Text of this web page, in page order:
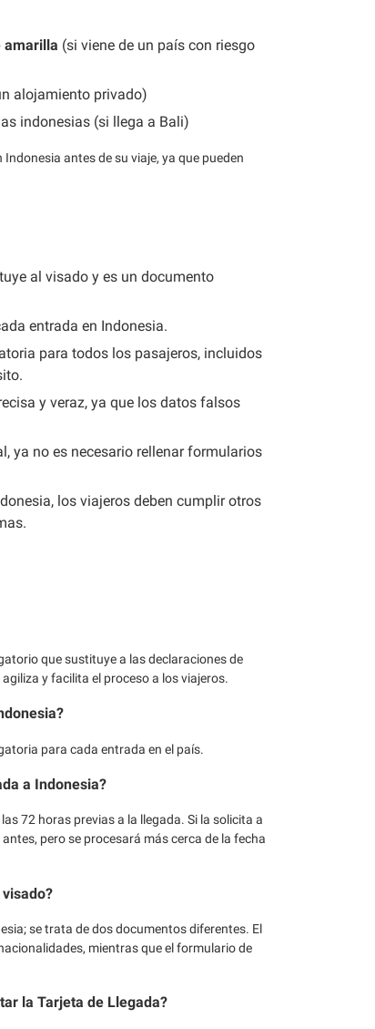
amarilla (si viene de un país con riesgo
alojamiento privado)
indonesias (si llega a Bali)
antes de su viaje, ya que pueden
al visado y es un documento
entrada en Indonesia.
para todos los pasajeros, incluidos
y veraz, ya que los datos falsos
ya no es necesario rellenar formularios
los viajeros deben cumplir otros
que sustituye a las declaraciones de
y facilita el proceso a los viajeros.
para cada entrada en el país.
a Indonesia?
72 horas previas a la llegada. Si la solicita a
pero se procesará más cerca de la fecha
se trata de dos documentos diferentes. El
mientras que el formulario de
la Tarjeta de Llegada?